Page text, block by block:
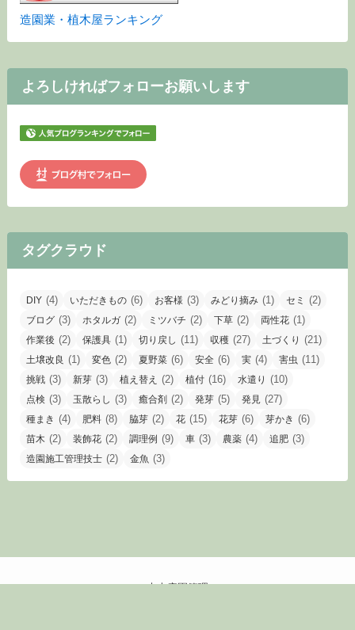
造園業・植木屋ランキング
よろしければフォローお願いします
タグクラウド
DIY (4) いただきもの (6) お客様 (3) みどり摘み (1) セミ (2)
ブログ (3) ホタルガ (2) ミツバチ (2) 下草 (2) 両性花 (1)
作業後 (2) 保護具 (1) 切り戻し (11) 収穫 (27) 土づくり (21)
土壌改良 (1) 変色 (2) 夏野菜 (6) 安全 (6) 実 (4) 害虫 (11)
挑戦 (3) 新芽 (3) 植え替え (2) 植付 (16) 水遣り (10)
点検 (3) 玉散らし (3) 癒合剤 (2) 発芽 (5) 発見 (27)
種まき (4) 肥料 (8) 脇芽 (2) 花 (15) 花芽 (6) 芽かき (6)
苗木 (2) 装飾花 (2) 調理例 (9) 車 (3) 農薬 (4) 追肥 (3)
造園施工管理技士 (2) 金魚 (3)
末吉庭園管理